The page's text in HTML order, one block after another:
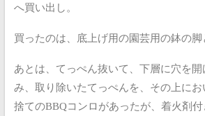
へ買い出し。
買ったのは、底上げ用の園芸用の鉢の脚
あとは、てっぺん抜いて、下層に穴を開
み、取り除いたてっぺんを、その上にお
捨てのBBQコンロがあったが、着火剤